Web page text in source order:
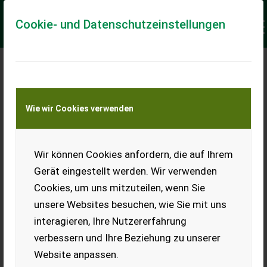
Cookie- und Datenschutzeinstellungen
Wie wir Cookies verwenden
Wir können Cookies anfordern, die auf Ihrem
Gerät eingestellt werden. Wir verwenden
Cookies, um uns mitzuteilen, wenn Sie
unsere Websites besuchen, wie Sie mit uns
interagieren, Ihre Nutzererfahrung
verbessern und Ihre Beziehung zu unserer
Website anpassen.
Keine Anfrage Möglich!
Jetzt Finanzierungsangebot
anfordern
unverbindlich & kostenlos!
Finanzierungsbetrag*